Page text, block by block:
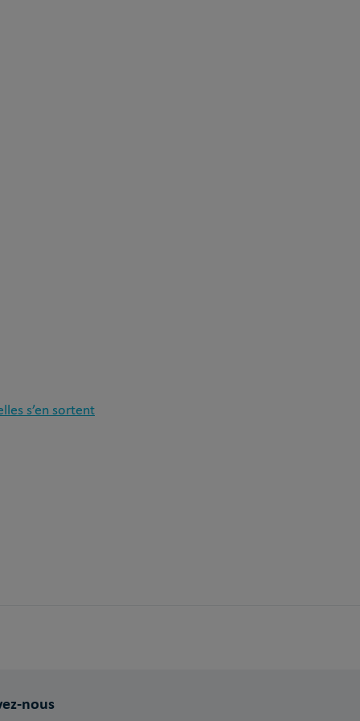
s’en sortent
nous